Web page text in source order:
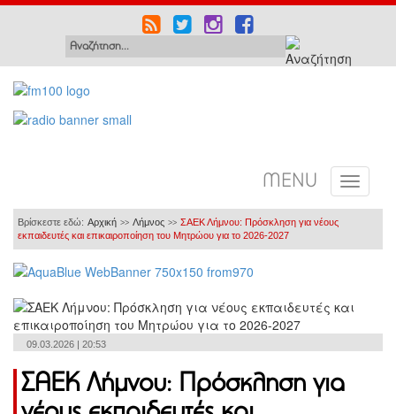
MENU
Βρίσκεστε εδώ: Αρχική >> Λήμνος >> ΣΑΕΚ Λήμνου: Πρόσκληση για νέους
εκπαιδευτές και επικαιροποίηση του Μητρώου για το 2026-2027
09.03.2026 | 20:53
ΣΑΕΚ Λήμνου: Πρόσκληση για